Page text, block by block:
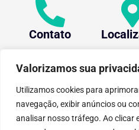
Valorizamos sua
Utilizamos cookies para
navegação, exibir anúncios ou
analisar nosso tráfego. Ao clicar
Contato
Castro,
Silvestre -
Viçosa/